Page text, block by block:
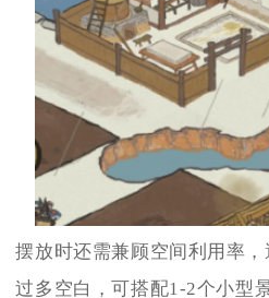
摆放时还需兼顾空间利用率
过多空白，可搭配1-2个小型